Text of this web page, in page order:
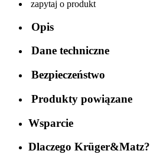
zapytaj o produkt
Opis
Dane techniczne
Bezpieczeństwo
Produkty powiązane
Wsparcie
Dlaczego Krüger&Matz?